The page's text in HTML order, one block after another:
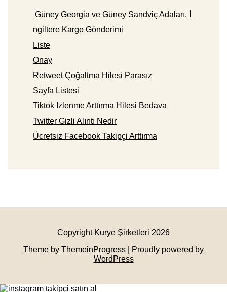
Güney Georgia ve Güney Sandviç Adaları, İ
ngiltere Kargo Gönderimi
Liste
Onay
Retweet Çoğaltma Hilesi Parasız
Sayfa Listesi
Tiktok Izlenme Arttırma Hilesi Bedava
Twitter Gizli Alıntı Nedir
Ücretsiz Facebook Takipçi Arttırma
Copyright Kurye Şirketleri 2026
Theme by ThemeinProgress
| Proudly powered by
WordPress